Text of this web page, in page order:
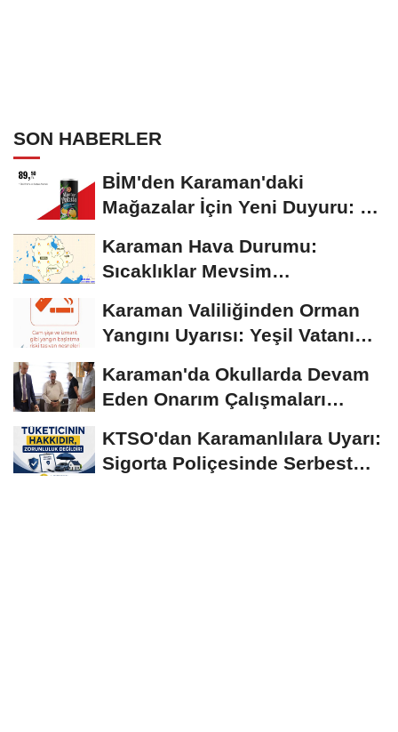
SON HABERLER
BİM'den Karaman'daki
Mağazalar İçin Yeni Duyuru: 11
Karaman Hava Durumu:
Sıcaklıklar Mevsim
Seyrediyor
Karaman Valiliğinden Orman
Yangını Uyarısı: Yeşil Vatanı
Karaman'da Okullarda Devam
Eden Onarım Çalışmaları
KTSO'dan Karamanlılara Uyarı:
Sigorta Poliçesinde Serbest